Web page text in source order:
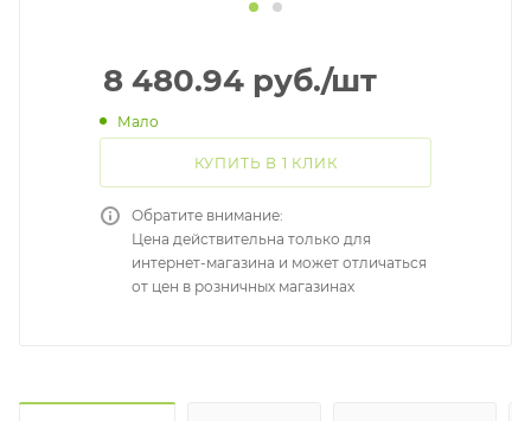
8 480.94 руб./шт
Мало
КУПИТЬ В 1 КЛИК
Обратите внимание:
Цена действительна только для
интернет-магазина и может отличаться
от цен в розничных магазинах